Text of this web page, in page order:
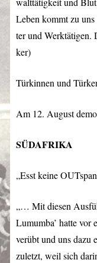
Leben kommt zu
ter und Werktätigen.
ker)
Türkinnen und
Am 12. August
SÜDAFRIKA
„Esst keine
„… Mit diesen
Lumumba’ hatte vor
verübt und uns dazu
zuletzt, weil sich